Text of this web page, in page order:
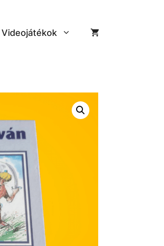
Videojátékok